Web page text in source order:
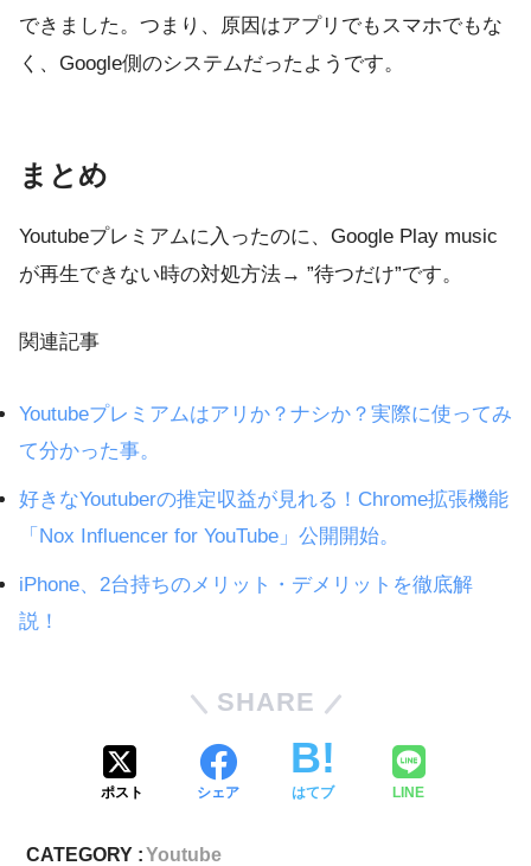
できました。つまり、原因はアプリでもスマホでもな
く、Google側のシステムだったようです。
まとめ
Youtubeプレミアムに入ったのに、Google Play music
が再生できない時の対処方法→ ”待つだけ”です。
関連記事
Youtubeプレミアムはアリか？ナシか？実際に使ってみ
て分かった事。
好きなYoutuberの推定収益が見れる！Chrome拡張機能
「Nox Influencer for YouTube」公開開始。
iPhone、2台持ちのメリット・デメリットを徹底解
説！
SHARE
ポスト シェア はてブ LINE
CATEGORY :Youtube